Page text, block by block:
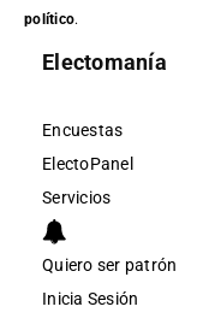
político.
Electomanía
Encuestas
ElectoPanel
Servicios
Quiero ser patrón
Inicia Sesión